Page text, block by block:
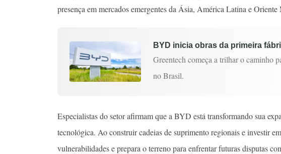
presença em mercados emergentes da Ásia, América Latina e Oriente
BYD inicia obras da primeira
Greentech começa a trilhar o caminho
no Brasil.
Especialistas do setor afirmam que a BYD está transformando sua
tecnológica. Ao construir cadeias de suprimento regionais e investir
vulnerabilidades e prepara o terreno para enfrentar futuras disputas